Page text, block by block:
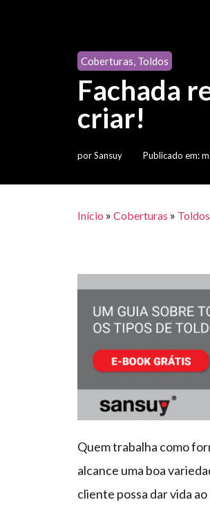
Coberturas, Toldos
Fachada
criar!
porSansuy Publicado em:
Início » Coberturas » Toldos
Quem trabalha como
alcance uma boa
cliente possa dar vida